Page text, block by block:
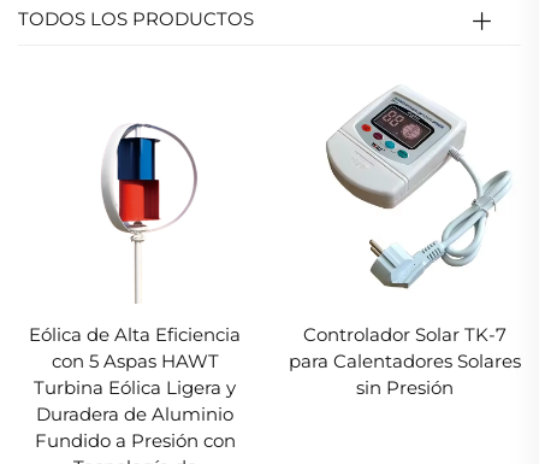
TODOS LOS PRODUCTOS
Eólica de Alta Eficiencia
con 5 Aspas HAWT
Turbina Eólica Ligera y
Duradera de Aluminio
Fundido a Presión con
Controlador Solar TK-7
para Calentadores Solares
sin Presión